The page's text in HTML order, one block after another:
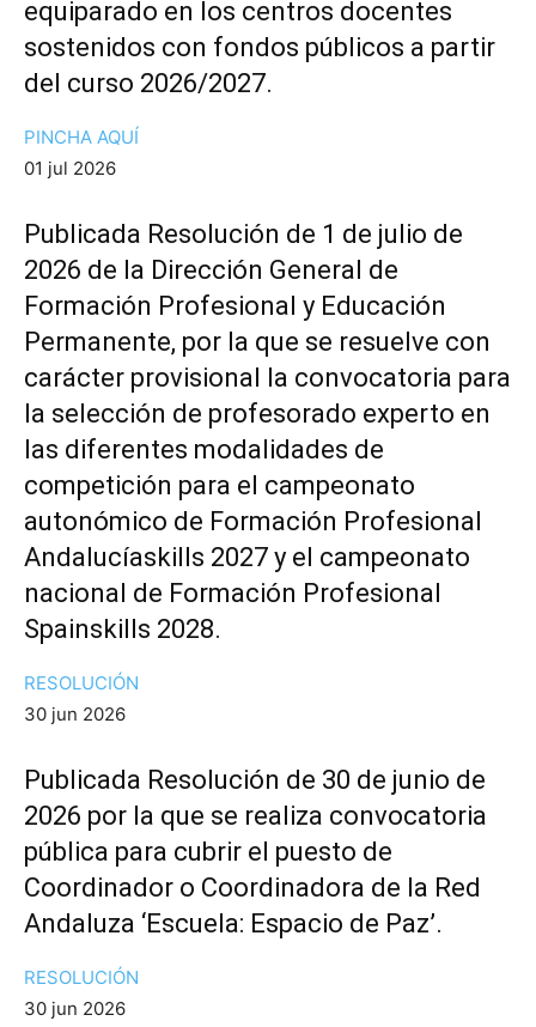
equiparado en los centros docentes
sostenidos con fondos públicos a partir
del curso 2026/2027.
PINCHA AQUÍ
01 jul 2026
Publicada Resolución de 1 de julio de
2026 de la Dirección General de
Formación Profesional y Educación
Permanente, por la que se resuelve con
carácter provisional la convocatoria para
la selección de profesorado experto en
las diferentes modalidades de
competición para el campeonato
autonómico de Formación Profesional
Andalucíaskills 2027 y el campeonato
nacional de Formación Profesional
Spainskills 2028.
RESOLUCIÓN
30 jun 2026
Publicada Resolución de 30 de junio de
2026 por la que se realiza convocatoria
pública para cubrir el puesto de
Coordinador o Coordinadora de la Red
Andaluza ‘Escuela: Espacio de Paz’.
RESOLUCIÓN
30 jun 2026